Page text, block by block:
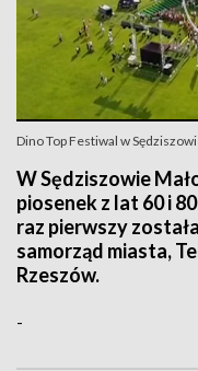
Dino Top Festiwal w
W Sędziszowie
piosenek z lat 60 i
raz pierwszy
samorząd miasta,
Rzeszów.
-